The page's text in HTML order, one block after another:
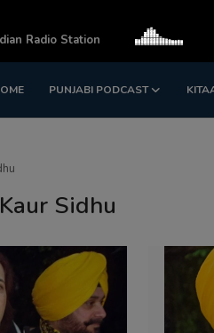
PUNJABI PODCAST
Register
Sidhu
Radio Station